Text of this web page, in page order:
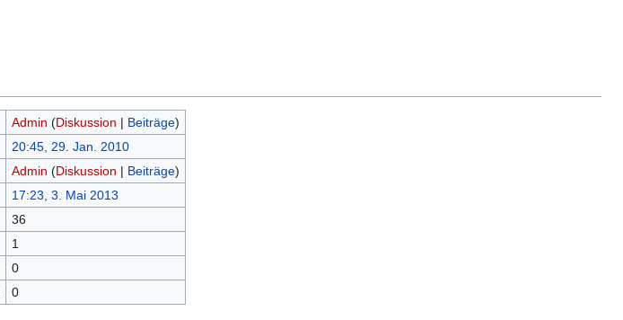
Admin (Diskussion | Beiträge)
20:45, 29. Jan. 2010
Admin (Diskussion | Beiträge)
17:23, 3. Mai 2013
36
1
0
0